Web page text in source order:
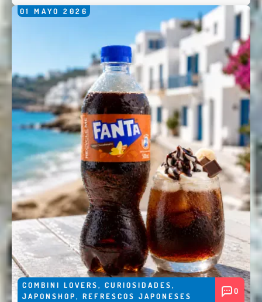
01 MAYO 2026
COMBINI LOVERS, CURIOSIDADES,
JAPONSHOP, REFRESCOS JAPONESES
0